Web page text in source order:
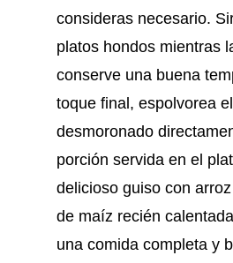
consideras necesario.
platos hondos mientras
conserve una buena
toque final, espolvorea
desmoronado
porción servida en el
delicioso guiso con
de maíz recién
una comida completa y